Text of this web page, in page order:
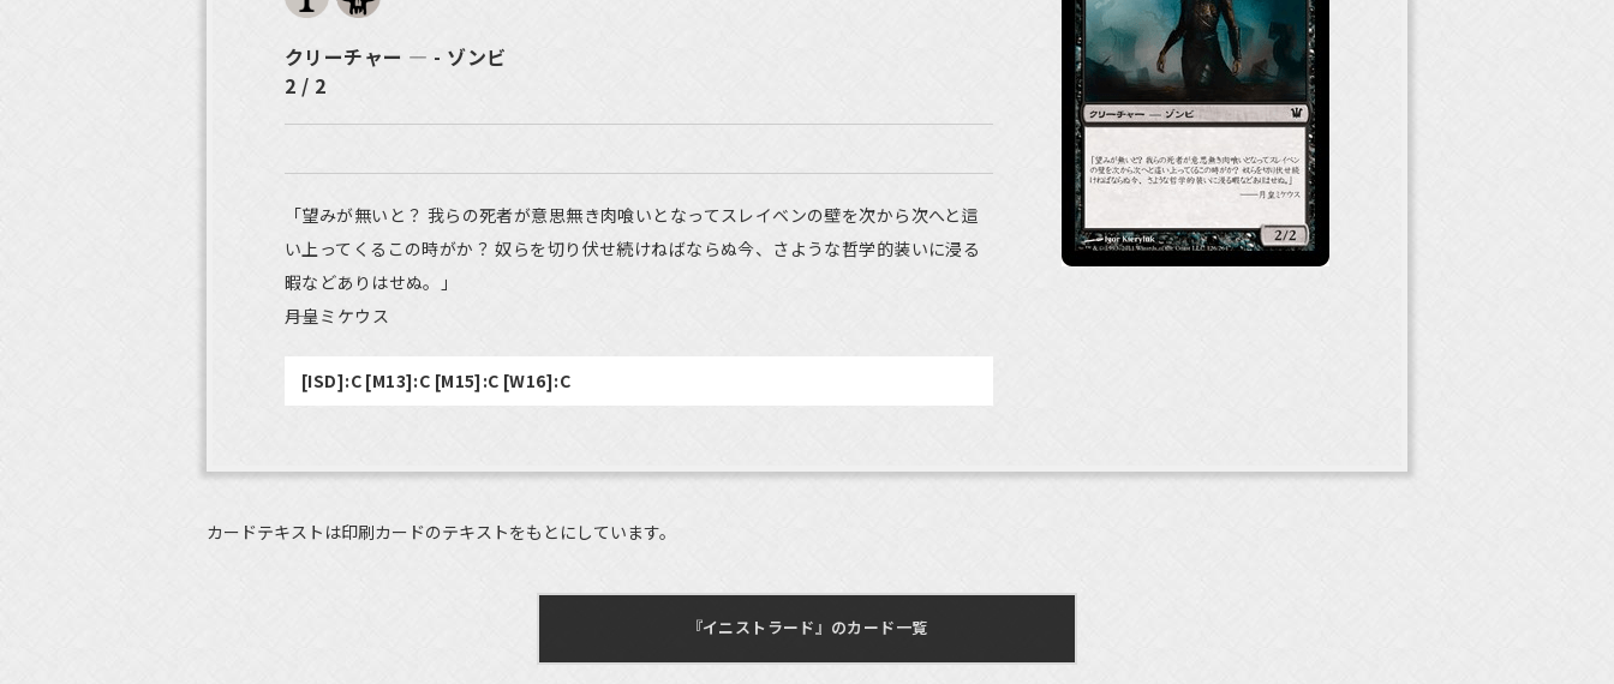
クリーチャー ― - ゾンビ
2 / 2
「望みが無いと？ 我らの死者が意思無き肉喰いとなってスレイベンの壁を次から次へと這
い上ってくるこの時がか？ 奴らを切り伏せ続けねばならぬ今、さような哲学的装いに浸る
暇などありはせぬ。」
――月皇ミケウス
[ISD]:C [M13]:C [M15]:C [W16]:C
カードテキストは印刷カードのテキストをもとにしています。
『イニストラード』のカード一覧